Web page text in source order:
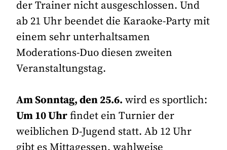
der Trainer nicht ausgeschlossen. Und
ab 21 Uhr beendet die Karaoke-Party mit
einem sehr unterhaltsamen
Moderations-Duo diesen zweiten
Veranstaltungstag.
Am Sonntag, den 25.6. wird es sportlich:
Um 10 Uhrfindet ein Turnier der
weiblichen D-Jugend statt. Ab 12 Uhr
gibt es Mittagessen, wahlweise